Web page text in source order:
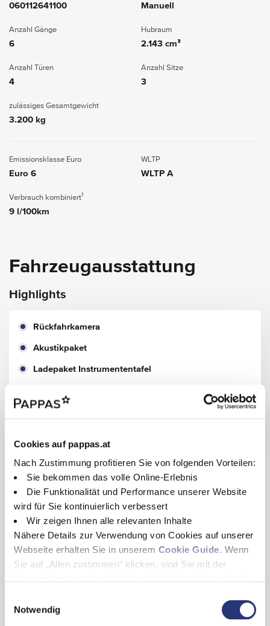
Cookies auf pappas.at
Nach Zustimmung profitieren Sie von folgenden Vorteilen:
Sie bekommen das volle Online-Erlebnis
Die Funktionalität und Performance unserer Website
wird für Sie kontinuierlich verbessert
Wir zeigen Ihnen alle relevanten Inhalte
Nähere Details zur Verwendung von Cookies auf unserer
Webseite erhalten Sie in unserem Cookie Guide. Wenn
Sie auf „Allen zustimmen“ klicken, sind Sie mit der
diese Webseite auch in Zukunft zu verbessern und
Notwendig
060112641100 Manuell
Anzahl Gänge
6
Hubraum
2.143 cm³
Anzahl Türen
4
Anzahl Sitze
3
zulässiges Gesamtgewicht
3.200 kg
Emissionsklasse Euro
Euro 6
WLTP
WLTP A
Verbrauch kombiniert1
9 l/100km
Fahrzeugausstattung
Highlights
Rückfahrkamera
Akustikpaket
Ladepaket Instrumententafel
ASSISTENZSYSTEME
ATTENTION ASSIST
Aktiver Brems-Assistent
Aktiver Spurhalte-Assistent
ECO Start-Stopp-Funktion
Intelligenter Geschwindigkeits-Assistent
Mercedes-Benz Notrufsystem
Totwinkel-Assistent
Alle Ausstattungen anzeigen